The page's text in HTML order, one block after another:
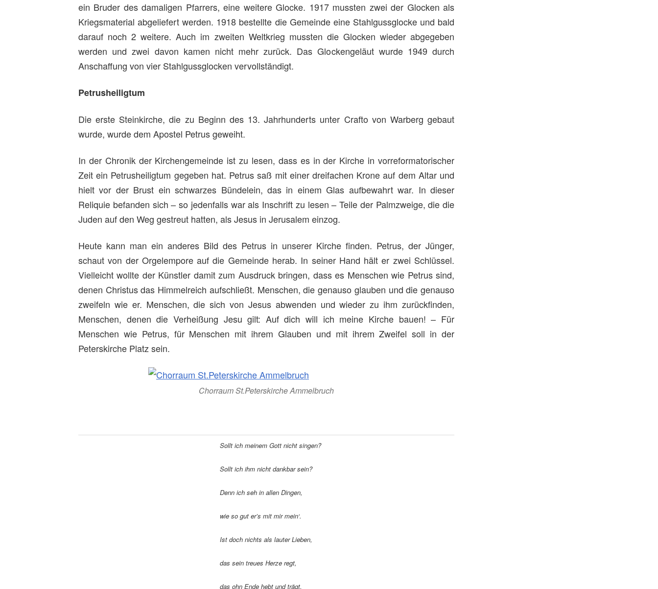
ein Bruder des damaligen Pfarrers, eine weitere Glocke. 1917 mussten zwei der Glocken als
Kriegsmaterial abgeliefert werden. 1918 bestellte die Gemeinde eine Stahlgussglocke und bald
darauf noch 2 weitere. Auch im zweiten Weltkrieg mussten die Glocken wieder abgegeben
werden und zwei davon kamen nicht mehr zurück. Das Glockengeläut wurde 1949 durch
Anschaffung von vier Stahlgussglocken vervollständigt.
Petrusheiligtum
Die erste Steinkirche, die zu Beginn des 13. Jahrhunderts unter Crafto von Warberg gebaut
wurde, wurde dem Apostel Petrus geweiht.
In der Chronik der Kirchengemeinde ist zu lesen, dass es in der Kirche in vorreformatorischer
Zeit ein Petrusheiligtum gegeben hat. Petrus saß mit einer dreifachen Krone auf dem Altar und
hielt vor der Brust ein schwarzes Bündelein, das in einem Glas aufbewahrt war. In dieser
Reliquie befanden sich – so jedenfalls war als Inschrift zu lesen – Teile der Palmzweige, die die
Juden auf den Weg gestreut hatten, als Jesus in Jerusalem einzog.
Heute kann man ein anderes Bild des Petrus in unserer Kirche finden. Petrus, der Jünger,
schaut von der Orgelempore auf die Gemeinde herab. In seiner Hand hält er zwei Schlüssel.
Vielleicht wollte der Künstler damit zum Ausdruck bringen, dass es Menschen wie Petrus sind,
denen Christus das Himmelreich aufschließt. Menschen, die genauso glauben und die genauso
zweifeln wie er. Menschen, die sich von Jesus abwenden und wieder zu ihm zurückfinden,
Menschen, denen die Verheißung Jesu gilt: Auf dich will ich meine Kirche bauen! – Für
Menschen wie Petrus, für Menschen mit ihrem Glauben und mit ihrem Zweifel soll in der
Peterskirche Platz sein.
Chorraum St.Peterskirche Ammelbruch
Sollt ich meinem Gott nicht singen?
Sollt ich ihm nicht dankbar sein?
Denn ich seh in allen Dingen,
wie so gut er’s mit mir mein‘.
Ist doch nichts als lauter Lieben,
das sein treues Herze regt,
das ohn Ende hebt und trägt,